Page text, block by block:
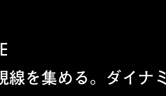
線を集める。ダイナ